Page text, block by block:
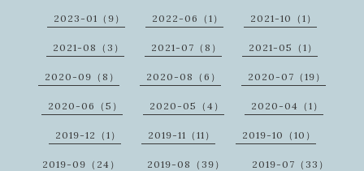
2023-01（9） 2022-06（1） 2021-10（1）
2021-08（3） 2021-07（8） 2021-05（1）
2020-09（8） 2020-08（6） 2020-07（19）
2020-06（5） 2020-05（4） 2020-04（1）
2019-12（1） 2019-11（11） 2019-10（10）
2019-09（24） 2019-08（39） 2019-07（33）